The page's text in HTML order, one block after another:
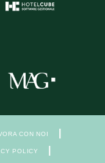
CON NOI
POLICY